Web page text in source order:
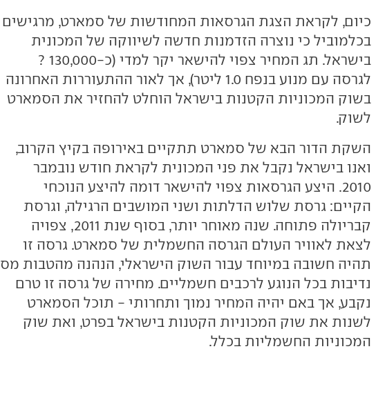
כיום, לקראת הצגת הגרסאות המחודשות של סמארט, מרגישים
בכלמוביל כי נוצרה הזדמנות חדשה לשיווקה של המכונית
בישראל. תג המחיר צפוי להישאר יקר למדי (כ-130,000 ?
לגרסה עם מנוע בנפח 1.0 ליטר), אך לאור ההתעוררות האחרונה
בשוק המכוניות הקטנות בישראל הוחלט להחזיר את הסמארט
לשוק.
השקת הדור הבא של סמארט תתקיים באירופה בקיץ הקרוב,
ואנו בישראל נקבל את פני המכונית לקראת חודש נובמבר
2010. היצע הגרסאות צפוי להישאר דומה להיצע הנוכחי
הקיים: גרסת שלוש הדלתות ושני המושבים הרגילה, וגרסת
קבריולה פתוחה. שנה מאוחר יותר, בסוף שנת 2011, צפויה
לצאת לאוויר העולם הגרסה החשמלית של סמארט. גרסה זו
תהיה חשובה במיוחד עבור השוק הישראלי, הנהנה מהטבות מס
נדיבות בכל הנוגע לרכבים חשמליים. מחירה של גרסה זו טרם
נקבע, אך באם יהיה המחיר נמוך ותחרותי - תוכל הסמארט
לשנות את שוק המכוניות הקטנות בישראל בפרט, ואת שוק
המכוניות החשמליות בכלל.